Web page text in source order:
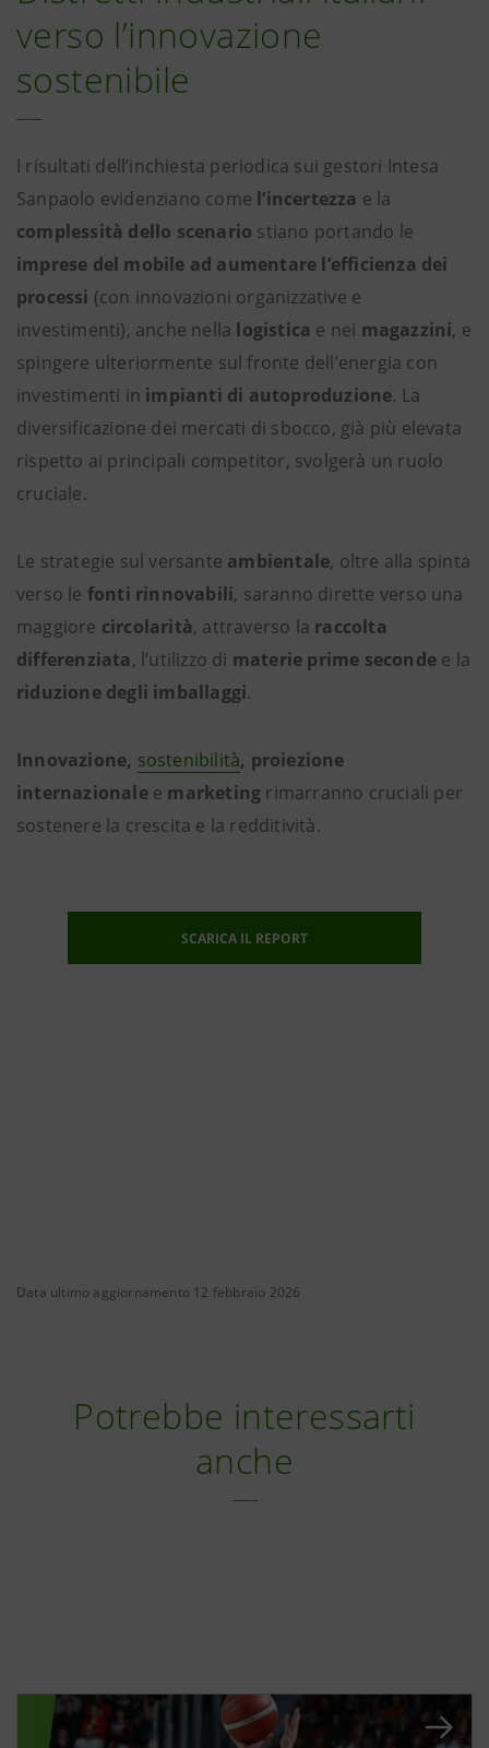
verso l’innovazione
sostenibile
I risultati dell’inchiesta periodica sui gestori Intesa
Sanpaolo evidenziano come l’incertezza e la
complessità dello scenario stiano portando le
imprese del mobile ad aumentare l’efficienza dei
processi (con innovazioni organizzative e
investimenti), anche nella logistica e nei magazzini, e
spingere ulteriormente sul fronte dell’energia con
investimenti in impianti di autoproduzione. La
diversificazione dei mercati di sbocco, già più elevata
rispetto ai principali competitor, svolgerà un ruolo
cruciale.
Le strategie sul versante ambientale, oltre alla spinta
verso le fonti rinnovabili, saranno dirette verso una
maggiore circolarità, attraverso la raccolta
differenziata, l’utilizzo di materie prime seconde e la
riduzione degli imballaggi.
Innovazione, sostenibilità, proiezione
internazionalee marketing rimarranno cruciali per
sostenere la crescita e la redditività.
SCARICA IL REPORT
Data ultimo aggiornamento 12 febbraio 2026
Potrebbe interessarti
anche